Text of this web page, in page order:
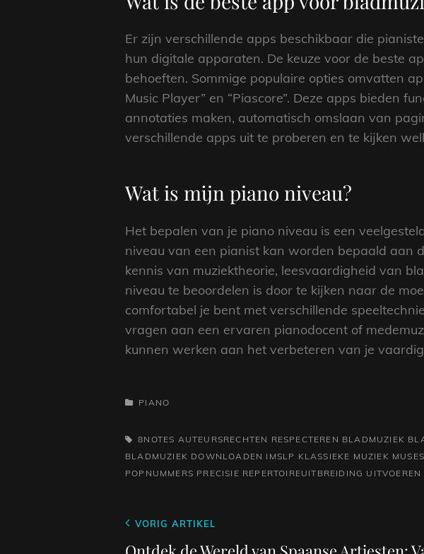
Er zijn verschillende apps beschikbaar die
hun digitale apparaten. De keuze voor de beste
behoeften. Sommige populaire opties omvatten
Music Player” en “Piascore”. Deze apps bieden
annotaties maken, automatisch omslaan van
verschillende apps uit te proberen en te kijken
Wat is mijn piano niveau?
Het bepalen van je piano niveau is een
niveau van een pianist kan worden bepaald aan
kennis van muziektheorie, leesvaardigheid van
niveau te beoordelen is door te kijken naar de
comfortabel je bent met verschillende
vragen aan een ervaren pianodocent of
kunnen werken aan het verbeteren van je
CATEGORIEËN
PIANO
TAGS,8NOTES AUTEURSRECHTEN RESPECTEREN BLADMUZIEK
BLADMUZIEK DOWNLOADEN IMSLP KLASSIEKE MUZIEK
POPNUMMERS PRECISIE REPERTOIREUITBREIDING UITVOEREN
Berichtnavigatie
Vorig
bericht
VORIG ARTIKEL